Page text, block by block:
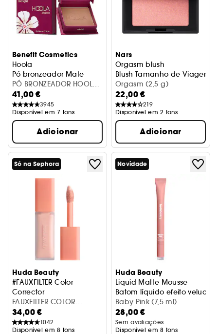
Benefit Cosmetics
Hoola
Pó bronzeador Mate
PÓ BRONZEADOR HOOLA
BENEFIT
41,00 €
3945
Disponível em 7 tons
Adicionar
Nars
Orgasm blush
Blush Tamanho de Viagem
Orgasm (2,5 g)
22,00 €
219
Disponível em 2 tons
Adicionar
Só na Sephora
Huda Beauty
#FAUXFILTER Color
Corrector
Corretor de cor
FAUXFILTER COLOR
CORRECT PINK POMELO
34,00 €
1042
Disponível em 8 tons
Novidade
Huda Beauty
Liquid Matte Mousse
Batom líquido efeito veludo
Baby Pink (7,5 ml)
28,00 €
Sem avaliações
Disponível em 8 tons